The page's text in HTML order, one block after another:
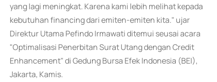
yang lagi meningkat. Karena kami lebih melihat kepada
kebutuhan financing dari emiten-emiten kita." ujar
Direktur Utama Pefindo Irmawati ditemui seusai acara
"Optimalisasi Penerbitan Surat Utang dengan Credit
Enhancement" di Gedung Bursa Efek Indonesia (BEI),
Jakarta, Kamis.